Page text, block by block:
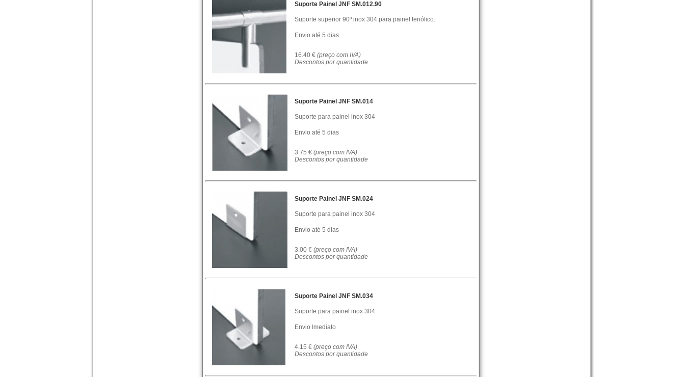
Suporte Painel JNF SM.012.90
Suporte superior 90º inox 304 para painel fenólico.
Envio até 5 dias
16.40 € (preço com IVA)
Descontos por quantidade
Suporte Painel JNF SM.014
Suporte para painel inox 304
Envio até 5 dias
3.75 € (preço com IVA)
Descontos por quantidade
Suporte Painel JNF SM.024
Suporte para painel inox 304
Envio até 5 dias
3.00 € (preço com IVA)
Descontos por quantidade
Suporte Painel JNF SM.034
Suporte para painel inox 304
Envio Imediato
4.15 € (preço com IVA)
Descontos por quantidade